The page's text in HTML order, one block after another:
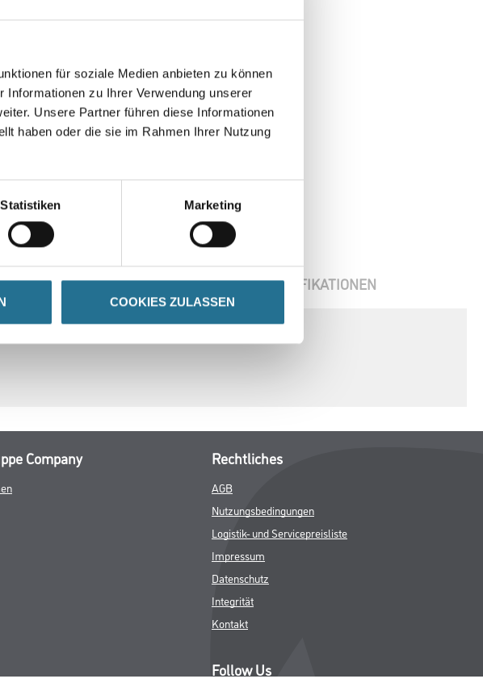
für soziale Medien anbieten zu können
zu Ihrer Verwendung unserer
Unsere Partner führen diese Informationen
haben oder die sie im Rahmen Ihrer Nutzung
Statistiken Marketing
COOKIES ZULASSEN
DATENBLÄTTER SPEZIFIKATIONEN
Company Rechtliches
AGB
Nutzungsbedingungen
Logistik- und Servicepreisliste
Impressum
Datenschutz
Integrität
Kontakt
Follow Us